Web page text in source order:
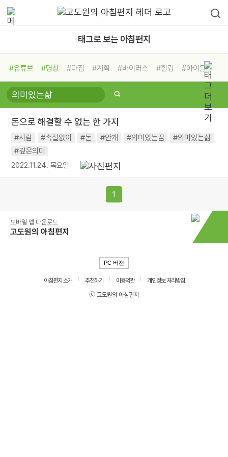
태그로 보는 아침편지
#유튜브 #명상 #다짐 #계획 #바이러스 #힐링
#아이들
#비전캠프
#독서캠프 #삶
#희망
#나눔 #친구 #링컨학교
#독서
#건강 #면역력
돈으로 해결할 수 없는 한 가지
#사람 #속절없이 #돈 #안개 #의미있는꿈
#의미있는삶
#깊은의미
2022.11.24. 목요일
1
모바일 앱 다운로드
고도원의 아침편지
PC 버전
아침편지 소개 추천하기 이용약관
개인정보 처리방침
ⓒ 고도원의 아침편지